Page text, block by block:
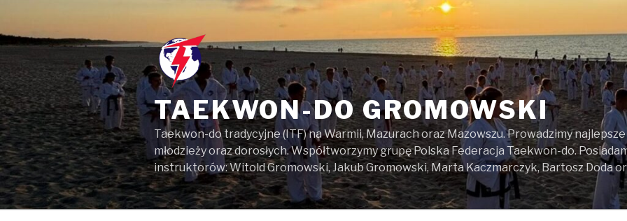
treści
TAEKWON-DO GROMOWSKI
Taekwon-do tradycyjne (ITF) na Warmii, Mazurach oraz Mazowszu. Prowadzimy
młodzieży oraz dorosłych. Współtworzymy grupę Polska Federacja Taekwon-do.
instruktorów: Witold Gromowski, Jakub Gromowski, Marta Kaczmarczyk, Bartosz Doda